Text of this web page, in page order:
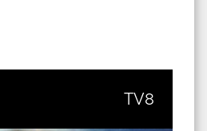
TV8